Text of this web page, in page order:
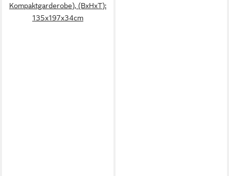
Kompaktgarderobe), (BxHxT):
135x197x34cm